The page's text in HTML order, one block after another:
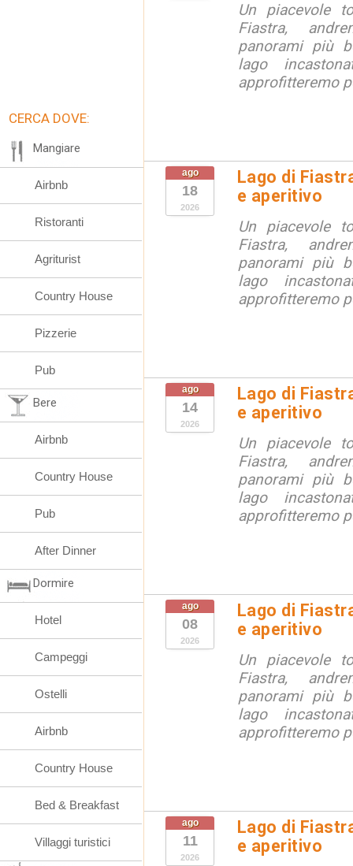
Un piacevole
Fiastra,
panorami più
lago
approfitteremo
ago
18
2026
Lago di
e aperitivo
Un piacevole
Fiastra,
panorami più
lago
approfitteremo
ago
14
2026
Lago di
e aperitivo
Un piacevole
Fiastra,
panorami più
lago
approfitteremo
ago
08
2026
Lago di
e aperitivo
Un piacevole
Fiastra,
panorami più
lago
approfitteremo
ago
11
2026
Lago di
e aperitivo
CERCA DOVE:
Mangiare
Airbnb
Ristoranti
Agriturist
Country House
Pizzerie
Pub
Bere
Airbnb
Country House
Pub
After Dinner
Dormire
Hotel
Campeggi
Ostelli
Airbnb
Country House
Bed & Breakfast
Villaggi turistici